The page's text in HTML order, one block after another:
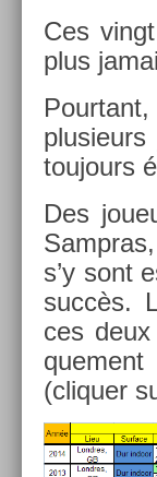
Ces
plus
toujours
Des
s’y sont
succès.
ces
(cliqu­er